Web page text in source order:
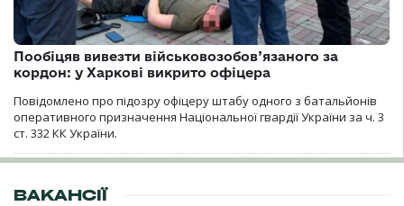
Пообіцяв вивезти військовозобов’язаного за
кордон: у Харкові викрито офіцера
Повідомлено про підозру офіцеру штабу одного з батальйонів
оперативного призначення Національної гвардії України за ч. 3
ст. 332 КК України.
ВАКАНСІЇ